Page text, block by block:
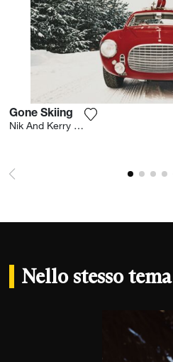
Gone Skiing
Nik And Kerry Wheeler
Nello stesso tema